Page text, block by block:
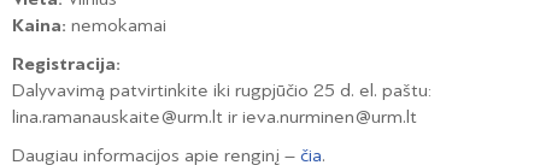
Kaina: nemokamai
Registracija:
Dalyvavimą patvirtinkite iki rugpjūčio 25 d. el. paštu:
lina.ramanauskaite@urm.lt ir ieva.nurminen@urm.lt
Daugiau informacijos apie renginį – čia.